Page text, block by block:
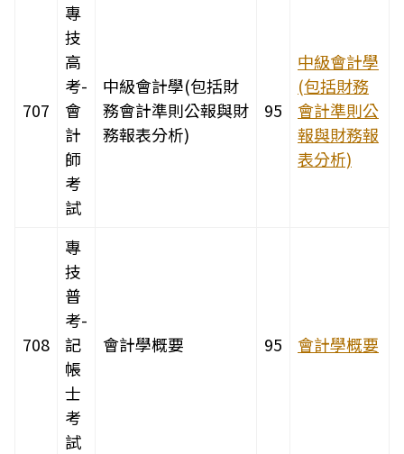
707
專
技
高
考-
會
計
師
考
試
中級會計學(包括財
務會計準則公報與財
務報表分析)
95
中級會計學
(包括財務
會計準則公
報與財務報
表分析)
708
專
技
普
考-
記
帳
士
考
試
會計學概要 95 會計學概要